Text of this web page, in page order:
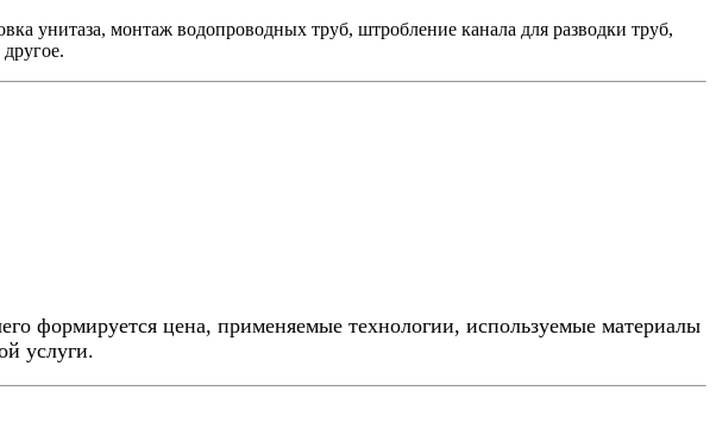
унитаза, монтаж водопроводных труб, штробление канала для разводки труб,
формируется цена, применяемые технологии, используемые материалы
услуги.